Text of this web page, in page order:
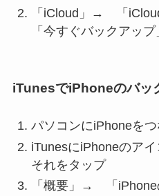
「iCloud」→ 「
「今すぐバックアップ
iTunesでiPhoneのバッ
パソコンにiPhoneをつ
iTunesにiPhoneのアイ
それをタップ
「概要」→ 「iPhone